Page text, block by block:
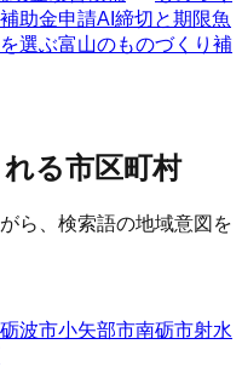
補助金申請AI 締切と期限魚
選ぶ富山のものづくり補
る市区町村
ら、検索語の地域意図を
砺波市小矢部市南砺市射水